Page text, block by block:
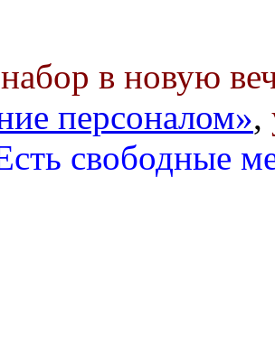
в новую
персоналом»,
свободные